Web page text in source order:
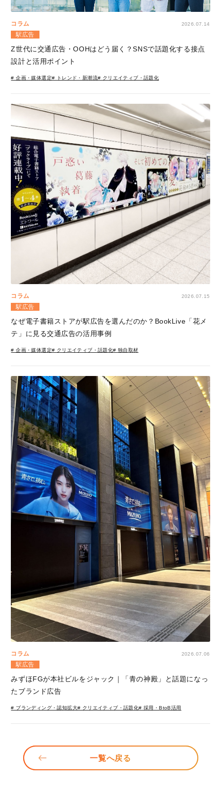
コラム 2026.07.14
駅広告
Z世代に交通広告・OOHはどう届く？SNSで話題化する接点
設計と活用ポイント
# 企画・媒体選定# トレンド・新潮流# クリエイティブ・話題化
コラム 2026.07.15
駅広告
なぜ電子書籍ストアが駅広告を選んだのか？BookLive「花メ
テ」に見る交通広告の活用事例
# 企画・媒体選定# クリエイティブ・話題化# 独自取材
コラム 2026.07.06
駅広告
みずほFGが本社ビルをジャック｜「青の神殿」と話題になっ
たブランド広告
# ブランディング・認知拡大# クリエイティブ・話題化# 採用・BtoB活用
一覧へ戻る